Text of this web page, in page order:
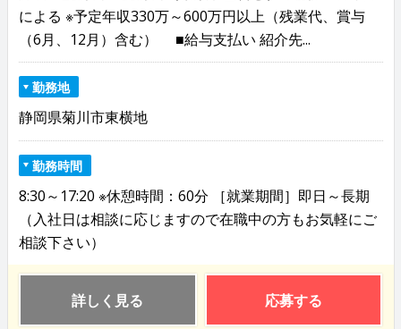
による ※予定年収330万～600万円以上（残業代、賞与
（6月、12月）含む） ■給与支払い 紹介先...
勤務地
静岡県菊川市東横地
勤務時間
8:30～17:20 ※休憩時間：60分 ［就業期間］即日～長期
（入社日は相談に応じますので在職中の方もお気軽にご
相談下さい）
詳しく見る 応募する